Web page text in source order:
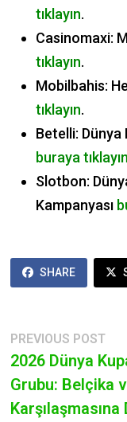
tıklayın.
Casinomaxi:
tıklayın.
Mobilbahis:
tıklayın.
Betelli: Dünya
buraya tıklayın
Slotbon:
Kampanyası
SHARE
POST
PREVIOUS POST
2026 Dünya
Grubu: Belçika
Karşılaşmasına